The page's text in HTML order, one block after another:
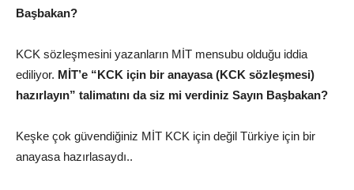
Başbakan?
KCK sözleşmesini yazanların MİT mensubu olduğu iddia
ediliyor. MİT’e “KCK için bir anayasa (KCK sözleşmesi)
hazırlayın” talimatını da siz mi verdiniz Sayın Başbakan?
Keşke çok güvendiğiniz MİT KCK için değil Türkiye için bir
anayasa hazırlasaydı..